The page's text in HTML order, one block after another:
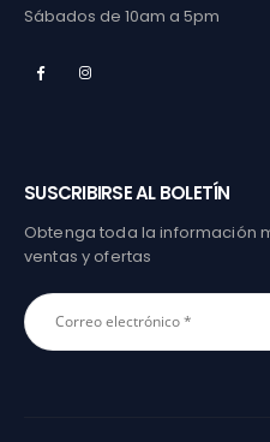
Sábados de 10am a 5pm
SUSCRIBIRSE AL BOLETÍN
Obtenga toda la información
ventas y ofertas